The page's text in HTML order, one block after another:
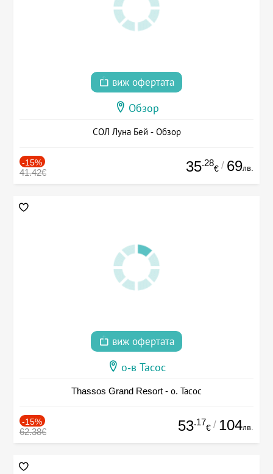
виж офертата
Обзор
СОЛ Луна Бей - Обзор
-15%
41.42€ 35.28
€ / 69лв.
виж офертата
о-в Тасос
Thassos Grand Resort - о. Тасос
-15%
62.38€ 53.17
€ / 104лв.